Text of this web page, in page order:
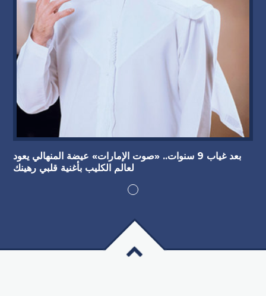
بعد غياب 9 سنوات.. «صوت الإمارات» عيضة المنهالي يعود
لعالم الكليب بأغنية قلبي رهينك